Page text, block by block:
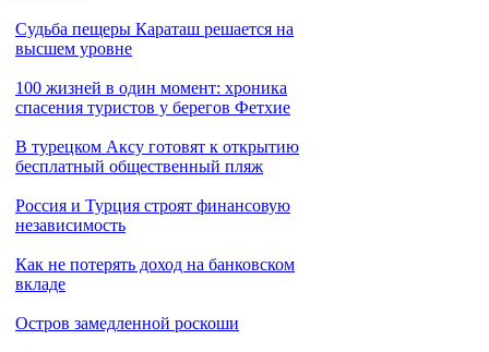
Cудьба пещеры Караташ решается на
высшем уровне
100 жизней в один момент: хроника
спасения туристов у берегов Фетхие
В турецком Аксу готовят к открытию
бесплатный общественный пляж
Россия и Турция строят финансовую
независимость
Как не потерять доход на банковском
вкладе
Остров замедленной роскоши